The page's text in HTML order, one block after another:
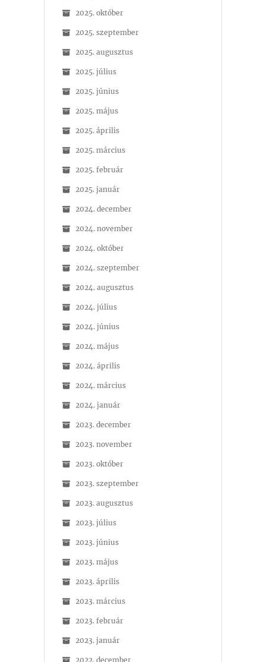
2025. október
2025. szeptember
2025. augusztus
2025. július
2025. június
2025. május
2025. április
2025. március
2025. február
2025. január
2024. december
2024. november
2024. október
2024. szeptember
2024. augusztus
2024. július
2024. június
2024. május
2024. április
2024. március
2024. január
2023. december
2023. november
2023. október
2023. szeptember
2023. augusztus
2023. július
2023. június
2023. május
2023. április
2023. március
2023. február
2023. január
2022. december